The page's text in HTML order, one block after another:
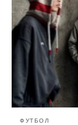
ФУТБОЛ